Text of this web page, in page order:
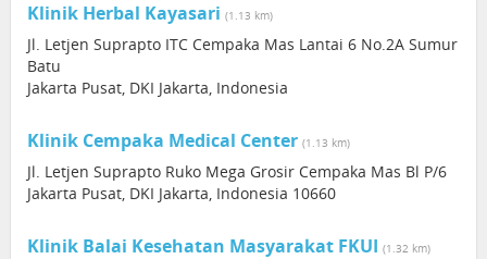
Klinik Herbal Kayasari (1.13 km)
Jl. Letjen Suprapto ITC Cempaka Mas Lantai 6 No.2A Sumur
Batu
Jakarta Pusat, DKI Jakarta, Indonesia
Klinik Cempaka Medical Center (1.13 km)
Jl. Letjen Suprapto Ruko Mega Grosir Cempaka Mas Bl P/6
Jakarta Pusat, DKI Jakarta, Indonesia 10660
Klinik Balai Kesehatan Masyarakat FKUI (1.32 km)